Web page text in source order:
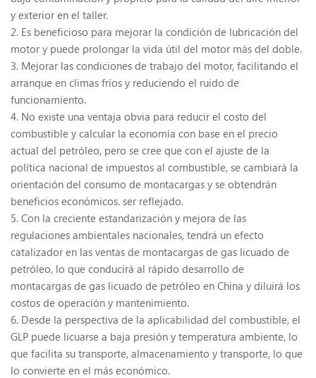
y exterior en el taller.
2. Es beneficioso para mejorar la condición de lubricación del
motor y puede prolongar la vida útil del motor más del doble.
3. Mejorar las condiciones de trabajo del motor, facilitando el
arranque en climas fríos y reduciendo el ruido de
funcionamiento.
4. No existe una ventaja obvia para reducir el costo del
combustible y calcular la economía con base en el precio
actual del petróleo, pero se cree que con el ajuste de la
política nacional de impuestos al combustible, se cambiará la
orientación del consumo de montacargas y se obtendrán
beneficios económicos. ser reflejado.
5. Con la creciente estandarización y mejora de las
regulaciones ambientales nacionales, tendrá un efecto
catalizador en las ventas de montacargas de gas licuado de
petróleo, lo que conducirá al rápido desarrollo de
montacargas de gas licuado de petróleo en China y diluirá los
costos de operación y mantenimiento.
6. Desde la perspectiva de la aplicabilidad del combustible, el
GLP puede licuarse a baja presión y temperatura ambiente, lo
que facilita su transporte, almacenamiento y transporte, lo que
lo convierte en el más económico.